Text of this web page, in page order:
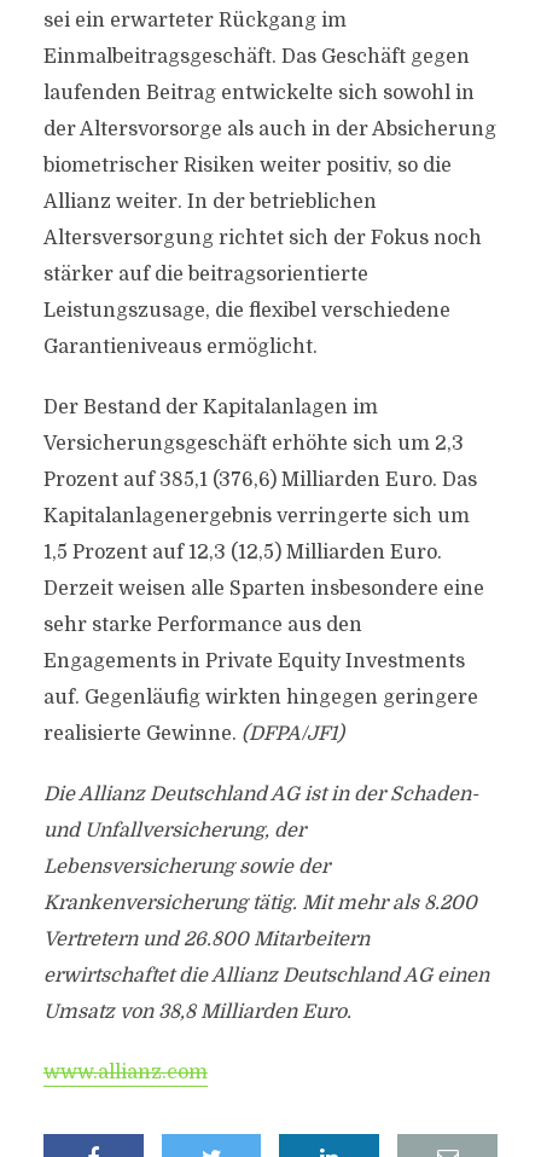
sei ein erwarteter Rückgang im
Einmalbeitragsgeschäft. Das Geschäft gegen
laufenden Beitrag entwickelte sich sowohl in
der Altersvorsorge als auch in der Absicherung
biometrischer Risiken weiter positiv, so die
Allianz weiter. In der betrieblichen
Altersversorgung richtet sich der Fokus noch
stärker auf die beitragsorientierte
Leistungszusage, die flexibel verschiedene
Garantieniveaus ermöglicht.
Der Bestand der Kapitalanlagen im
Versicherungsgeschäft erhöhte sich um 2,3
Prozent auf 385,1 (376,6) Milliarden Euro. Das
Kapitalanlagenergebnis verringerte sich um
1,5 Prozent auf 12,3 (12,5) Milliarden Euro.
Derzeit weisen alle Sparten insbesondere eine
sehr starke Performance aus den
Engagements in Private Equity Investments
auf. Gegenläufig wirkten hingegen geringere
realisierte Gewinne. (DFPA/JF1)
Die Allianz Deutschland AG ist in der Schaden-
und Unfallversicherung, der
Lebensversicherung sowie der
Krankenversicherung tätig. Mit mehr als 8.200
Vertretern und 26.800 Mitarbeitern
erwirtschaftet die Allianz Deutschland AG einen
Umsatz von 38,8 Milliarden Euro.
www.allianz.com